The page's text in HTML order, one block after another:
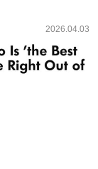
2026.04.03